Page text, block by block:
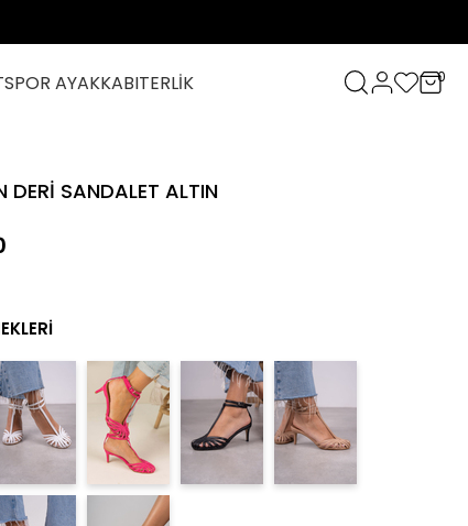
SPOR AYAKKABITERLİK 0
DERİ SANDALET ALTIN